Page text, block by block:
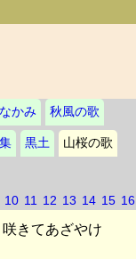
かみ 秋風の歌
黒土 山桜の歌
10 11 12 13 14 15 16
きてあざやけ